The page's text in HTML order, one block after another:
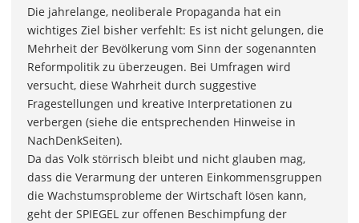
Die jahrelange, neoliberale Propaganda hat ein
wichtiges Ziel bisher verfehlt: Es ist nicht gelungen, die
Mehrheit der Bevölkerung vom Sinn der sogenannten
Reformpolitik zu überzeugen. Bei Umfragen wird
versucht, diese Wahrheit durch suggestive
Fragestellungen und kreative Interpretationen zu
verbergen (siehe die entsprechenden Hinweise in
NachDenkSeiten).
Da das Volk störrisch bleibt und nicht glauben mag,
dass die Verarmung der unteren Einkommensgruppen
die Wachstumsprobleme der Wirtschaft lösen kann,
geht der SPIEGEL zur offenen Beschimpfung der